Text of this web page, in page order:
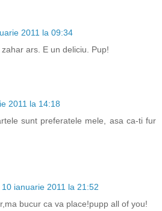
2011 la 09:34
ars. E un deliciu. Pup!
2011 la 14:18
sunt preferatele mele, asa ca-ti fur
10 ianuarie 2011 la 21:52
bucur ca va place!pupp all of you!